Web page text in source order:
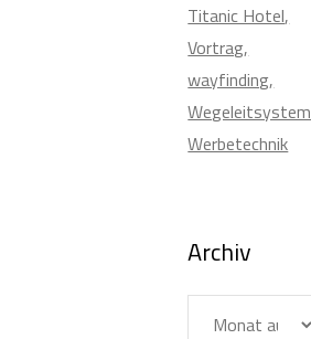
Titanic Hotel
Vortrag
wayfinding
Wegeleitsystem
Werbetechnik
Archiv